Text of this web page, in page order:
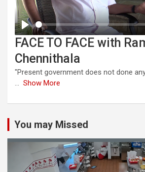
FACE TO FACE with
Chennithala
"Present government does not done
... Show More
You may Missed